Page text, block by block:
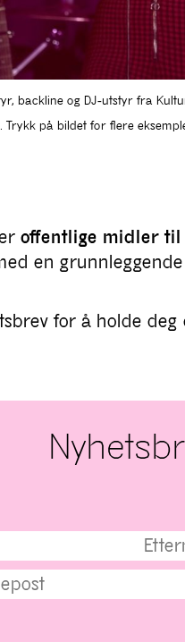
backline og DJ-utstyr fra
Trykk på bildet for flere
offentlige midler til
en
for å holde deg